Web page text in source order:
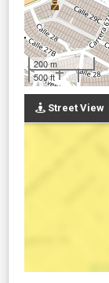
200 m
500 ft
Street View